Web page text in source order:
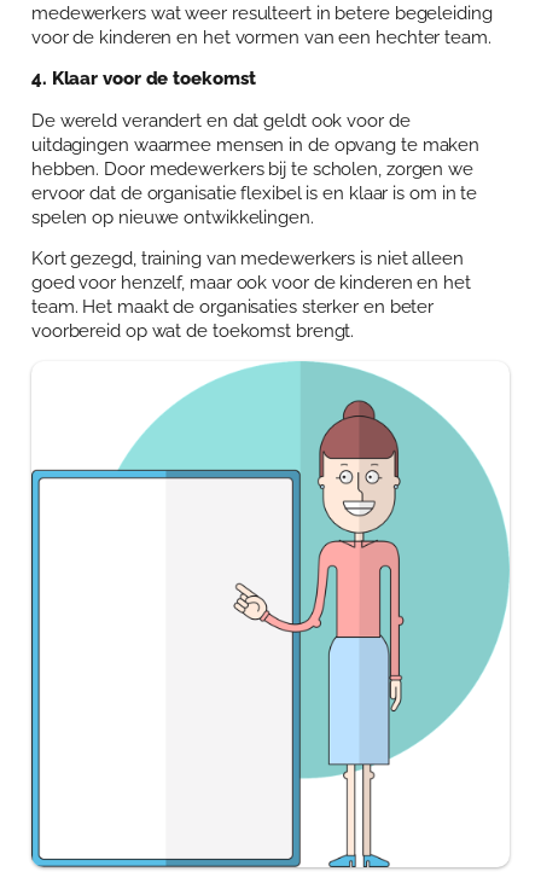
medewerkers wat weer resulteert in betere begeleiding
voor de kinderen en het vormen van een hechter team.
4. Klaar voor de toekomst
De wereld verandert en dat geldt ook voor de
uitdagingen waarmee mensen in de opvang te maken
hebben. Door medewerkers bij te scholen, zorgen we
ervoor dat de organisatie flexibel is en klaar is om in te
spelen op nieuwe ontwikkelingen.
Kort gezegd, training van medewerkers is niet alleen
goed voor henzelf, maar ook voor de kinderen en het
team. Het maakt de organisaties sterker en beter
voorbereid op wat de toekomst brengt.